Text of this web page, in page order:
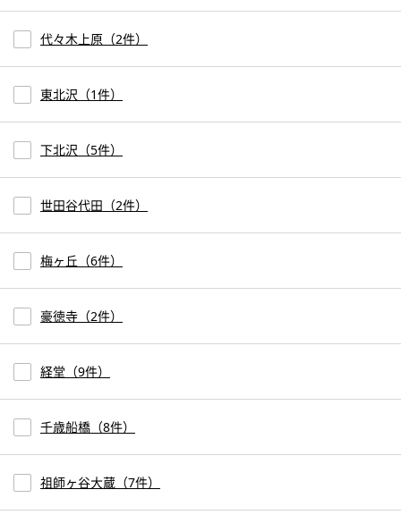
代々木上原（2件）
東北沢（1件）
下北沢（5件）
世田谷代田（2件）
梅ヶ丘（6件）
豪徳寺（2件）
経堂（9件）
千歳船橋（8件）
祖師ヶ谷大蔵（7件）